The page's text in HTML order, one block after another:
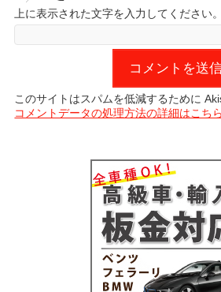
上に表示された文字を入力してください。
このサイトはスパムを低減するために
コメントデータの処理方法の詳細はこち